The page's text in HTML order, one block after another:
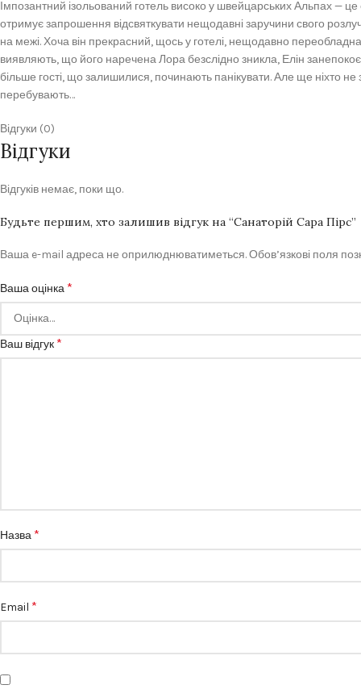
Імпозантний ізольований готель високо у швейцарських Альпах —
отримує запрошення відсвяткувати нещодавні заручини свого
на межі. Хоча він прекрасний, щось у готелі, нещодавно
виявляють, що його наречена Лора безслідно зникла, Елін
більше гості, що залишилися, починають панікувати. Але ще ніхто не
перебувають…
Відгуки (0)
Відгуки
Відгуків немає, поки що.
Будьте першим, хто залишив відгук на “Санаторій Сара Пірс”
Ваша e-mail адреса не оприлюднюватиметься.Обов’язкові поля
Ваша оцінка *
Ваш відгук *
Назва *
Email *